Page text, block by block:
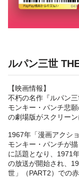
ルパン三世
【映画情報】
不朽の名作『ルパン
モンキー・パンチ悲
の劇場版がスクリーン
1967年「漫画アクシ
モンキー・パンチが
に話題となり、1971
の放送が開始され、
世」（PART2）での